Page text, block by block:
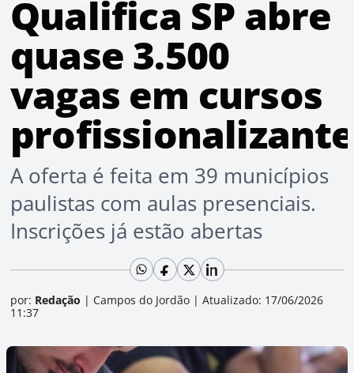
Qualifica SP abre
quase 3.500
vagas em cursos
A oferta é feita em 39 municípios
paulistas com aulas presenciais.
Inscrições já estão abertas
por: Redação | Campos do Jordão | Atualizado: 17/06/2026
11:37